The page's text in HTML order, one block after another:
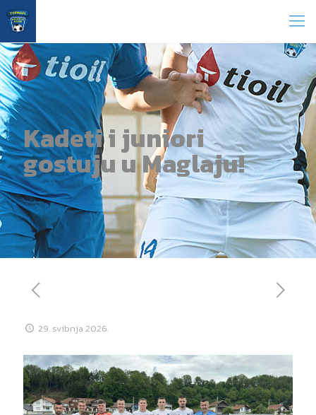
Kadeti i juniori
gostuju u Maglaju!
29. svibnja 2026.